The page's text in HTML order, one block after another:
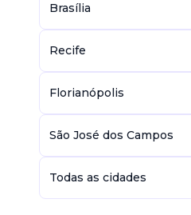
Brasília
Recife
Florianópolis
São José dos Campos
Todas as cidades